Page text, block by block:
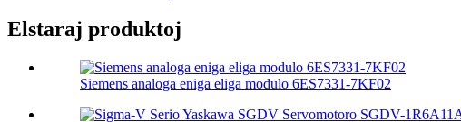
Elstaraj produktoj
Siemens analoga eniga eliga modulo 6ES7331-7KF02